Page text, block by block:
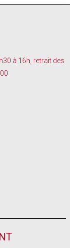
à 16h, retrait des